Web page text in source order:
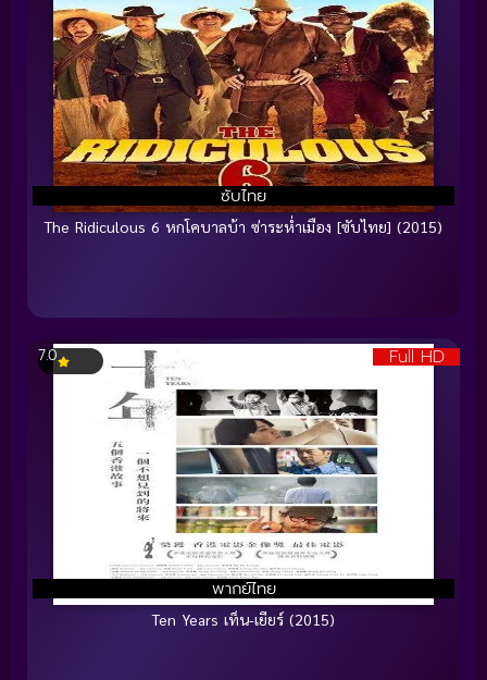
ซับไทย
The Ridiculous 6 หกโคบาลบ้า ซ่าระห่ำเมือง [ซับไทย] (2015)
Full HD
พากย์ไทย
7.0
Ten Years เท็น-เยียร์ (2015)